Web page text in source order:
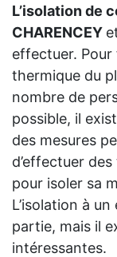
L’isolation de
CHARENCEY
effectuer. Pour
thermique du
nombre de
possible, il
des mesures
d’effectuer
pour isoler sa
L’isolation à
partie, mais il
intéressantes.